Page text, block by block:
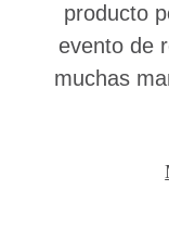
producto
evento de
muchas